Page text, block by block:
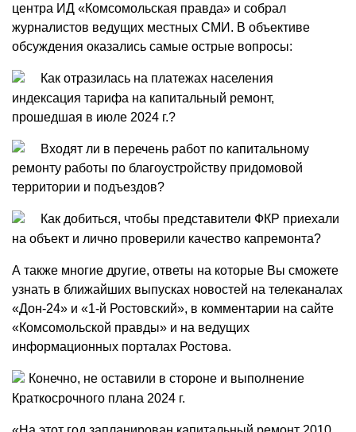
центра ИД «Комсомольская правда» и собрал
журналистов ведущих местных СМИ. В объективе
обсуждения оказались самые острые вопросы:
Как отразилась на платежах населения
индексация тарифа на капитальный ремонт,
прошедшая в июле 2024 г.?
Входят ли в перечень работ по капитальному
ремонту работы по благоустройству придомовой
территории и подъездов?
Как добиться, чтобы представители ФКР приехали
на объект и лично проверили качество капремонта?
А также многие другие, ответы на которые Вы сможете
узнать в ближайших выпусках новостей на телеканалах
«Дон-24» и «1-й Ростовский», в комментарии на сайте
«Комсомольской правды» и на ведущих
информационных порталах Ростова.
Конечно, не оставили в стороне и выполнение
Краткосрочного плана 2024 г.